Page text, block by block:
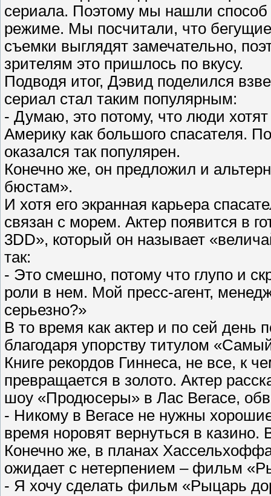
сериала. Поэтому мы нашли
режиме. Мы посчитали, что
съемки выглядят замечательно,
зрителям это пришлось по вкусу.
Подводя итог, Дэвид поделился
сериал стал таким популярным:
- Думаю, это потому, что люди
Америку как большого спасателя.
оказался так популярен.
Конечно же, он предложил и
бюстам».
И хотя его экранная карьера
связан с морем. Актер появится в
3DD», который он называет
так:
- Это смешно, потому что глупо и
роли в нем. Мой пресс-агент,
серьезно?»
В то время как актер и по сей день
благодаря упорству титулом
Книге рекордов Гиннеса, не все, к
превращается в золото. Актер
шоу «Продюсеры» в Лас Вегасе,
- Никому в Вегасе не нужны
время норовят вернуться в
Конечно же, в планах
ожидает с нетерпением – фильм
- Я хочу сделать фильм «Рыцарь